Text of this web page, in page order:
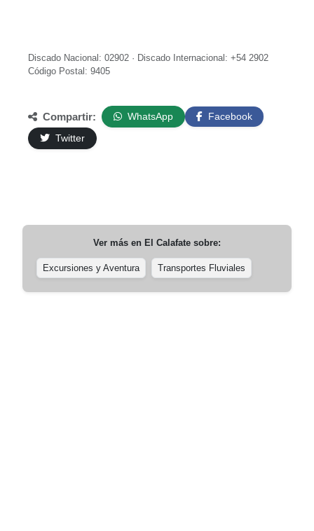
Discado Nacional: 02902 · Discado Internacional: +54 2902
Código Postal: 9405
Compartir: WhatsApp
Facebook
Twitter
Ver más en El Calafate sobre:
Excursiones y Aventura Transportes Fluviales